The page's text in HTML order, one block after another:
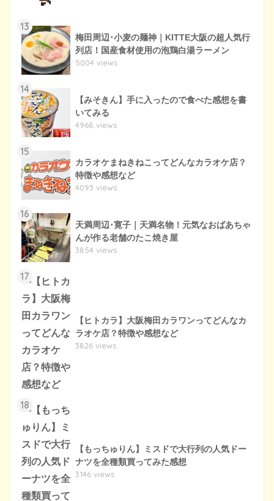
13
梅田周辺･小麦の麺神｜KITTE大阪の超人気行
列店！国産食材使用の泡鶏白湯ラーメン
5004 views
14
【みそきん】手に入ったので食べた感想を書
いてみる
4968 views
15
カラオケまねきねこってどんなカラオケ店？
特徴や感想など
4093 views
16
天満周辺･寛子｜天満名物！元気なおばあちゃ
んが作る老舗のたこ焼き屋
3854 views
17
【ヒトカラ】大阪梅田カラワンってどんなカ
ラオケ店？特徴や感想など
3826 views
18
【もっちゅりん】ミスドで大行列の人気ドー
ナツを全種類買ってみた感想
3146 views